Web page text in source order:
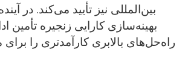
بین‌المللی نیز تأیید می‌کند. در
بهینه‌سازی کارایی زنجیره تأمین
راه‌حل‌های بالابری کارآمدتری را